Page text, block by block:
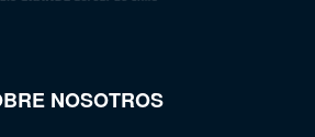
NOSOTROS